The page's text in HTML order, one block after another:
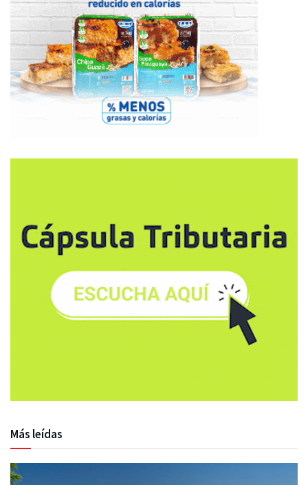
Más leídas